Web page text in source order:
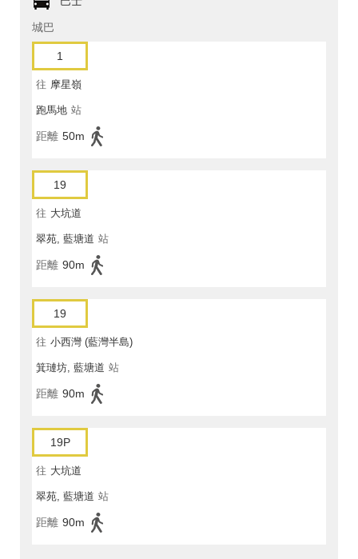
城巴
1
往 摩星嶺
跑馬地 站
距離 50m
19
往 大坑道
翠苑, 藍塘道 站
距離 90m
19
往 小西灣 (藍灣半島)
箕璉坊, 藍塘道 站
距離 90m
19P
往 大坑道
翠苑, 藍塘道 站
距離 90m